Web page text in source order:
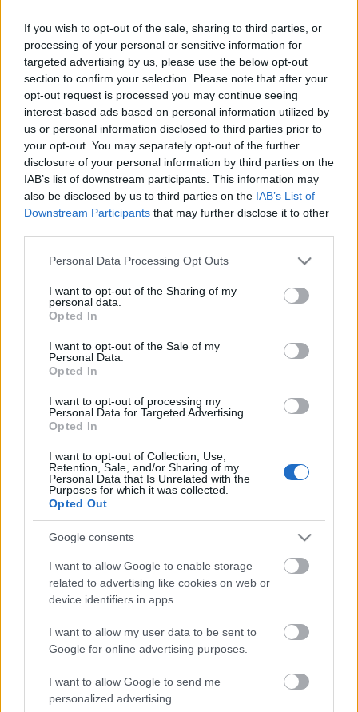
If you wish to opt-out of the sale, sharing to third parties, or
processing of your personal or sensitive information for
targeted advertising by us, please use the below opt-out
section to confirm your selection. Please note that after your
opt-out request is processed you may continue seeing
interest-based ads based on personal information utilized by
us or personal information disclosed to third parties prior to
your opt-out. You may separately opt-out of the further
disclosure of your personal information by third parties on the
IAB’s list of downstream participants. This information may
also be disclosed by us to third parties on the IAB’s List of
Downstream Participants that may further disclose it to other
Please note that this website/app uses one or more Google
not limited to your visit or usage behaviour. You may click to
grant or deny consent to Google and its third-party tags to
use your data for below specified purposes in below Google
consent section.
Personal Data Processing Opt Outs
I want to opt-out of the Sharing of my
personal data.
Opted In
I want to opt-out of the Sale of my
Personal Data.
Opted In
I want to opt-out of processing my
Personal Data for Targeted Advertising.
Opted In
I want to opt-out of Collection, Use,
Retention, Sale, and/or Sharing of my
Personal Data that Is Unrelated with the
Purposes for which it was collected.
Opted Out
Google consents
I want to allow Google to enable storage
related to advertising like cookies on web or
device identifiers in apps.
I want to allow my user data to be sent to
Google for online advertising purposes.
I want to allow Google to send me
personalized advertising.
Βιογραφικό
Απόφοιτος της Σχολής Πολιτικών
Επιστημών και Δημόσιας Διοίκησης του
Πανεπιστημίου Αθηνών, κατέχει MBA από
το ALBA και έχει ολοκληρώσει την
κατάρτισή της και την πρακτικής της ως
Coach από το Comprehensive Coaching U
και παίρνει πιστοποίηση από το ICF
(International Coach Federation).Υλοποιεί
προγράμματα με εργαστηριακό χαρακτήρα
που βασίζονται κατά κύριο λόγο στη
βιωματική προσέγγιση με στόχο την
προσωπική και επαγγελματική ανάπτυξη
αναπτύσσουν δεξιότητες και είναι σε θέση
να εφαρμόσουν άμεσα τη γνώση και να
αξιοποιήσουν τη βιωματική εμπειρία με
εμφανή πρακτικά αποτελέσματα.
Επικοινωνία